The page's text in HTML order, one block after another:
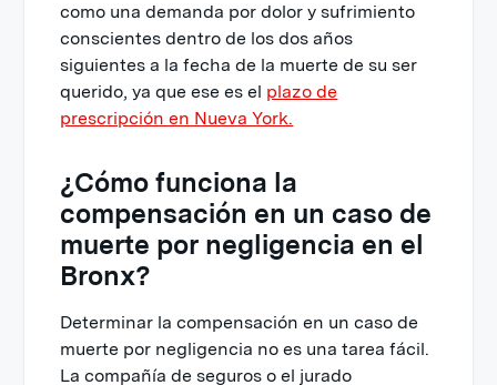
como una demanda por dolor y sufrimiento
conscientes dentro de los dos años
siguientes a la fecha de la muerte de su ser
querido, ya que ese es el plazo de
prescripción en Nueva York.
¿Cómo funciona la
compensación en un caso de
muerte por negligencia en el
Bronx?
Determinar la compensación en un caso de
muerte por negligencia no es una tarea fácil.
La compañía de seguros o el jurado